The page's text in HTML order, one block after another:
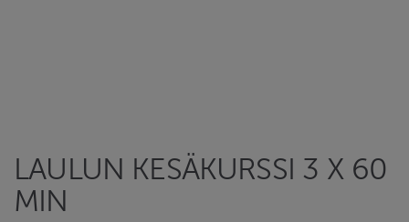
LAULUN KESÄKURSSI 3 X 60
MIN